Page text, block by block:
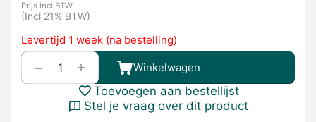
Prijs incl BTW
(Incl 21% BTW)
Levertijd 1 week (na bestelling)
+
− Winkelwagen
Toevoegen aan bestellijst
Stel je vraag over dit product